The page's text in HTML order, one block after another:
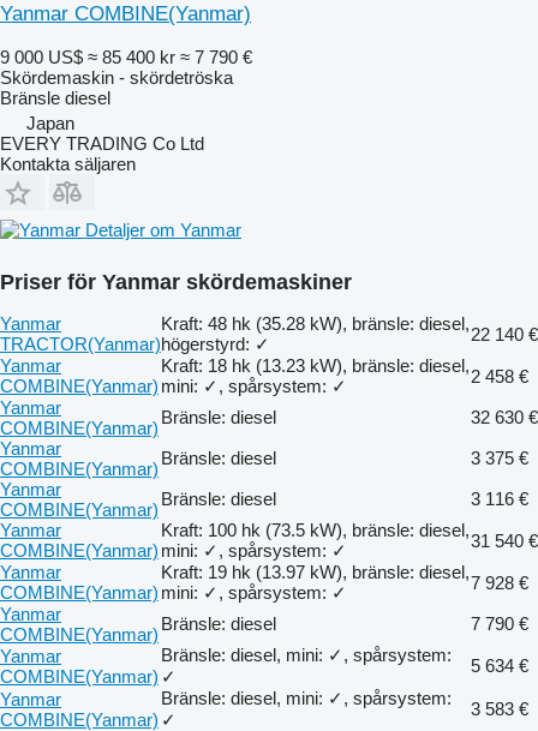
Yanmar COMBINE(Yanmar)
9 000 US$ ≈ 85 400 kr ≈ 7 790 €
Skördemaskin - skördetröska
Bränsle diesel
Japan
EVERY TRADING Co Ltd
Kontakta säljaren
Detaljer om Yanmar
Priser för Yanmar skördemaskiner
Yanmar
TRACTOR(Yanmar)
Kraft: 48 hk (35.28 kW), bränsle: diesel,
högerstyrd: ✓
22 140 €
Yanmar
COMBINE(Yanmar)
Kraft: 18 hk (13.23 kW), bränsle: diesel,
mini: ✓, spårsystem: ✓
2 458 €
Yanmar
COMBINE(Yanmar)
Bränsle: diesel
32 630 €
Yanmar
COMBINE(Yanmar)
Bränsle: diesel
3 375 €
Yanmar
COMBINE(Yanmar)
Bränsle: diesel
3 116 €
Yanmar
COMBINE(Yanmar)
Kraft: 100 hk (73.5 kW), bränsle: diesel,
mini: ✓, spårsystem: ✓
31 540 €
Yanmar
COMBINE(Yanmar)
Kraft: 19 hk (13.97 kW), bränsle: diesel,
mini: ✓, spårsystem: ✓
7 928 €
Yanmar
COMBINE(Yanmar)
Bränsle: diesel
7 790 €
Yanmar
COMBINE(Yanmar)
Bränsle: diesel, mini: ✓, spårsystem:
✓
5 634 €
Yanmar
COMBINE(Yanmar)
Bränsle: diesel, mini: ✓, spårsystem:
✓
3 583 €